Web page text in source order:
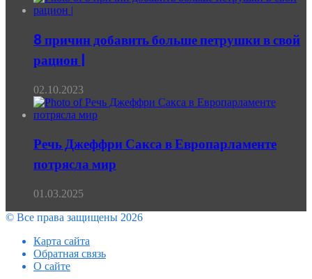
8 причин добавить больше петрушки в свой
рацион |
02.10.2023
Речь Джеффри Сакса в Европарламенте
потрясла мир
01.03.2025
© Все права защищены 2026
Карта сайта
Обратная связь
О сайте